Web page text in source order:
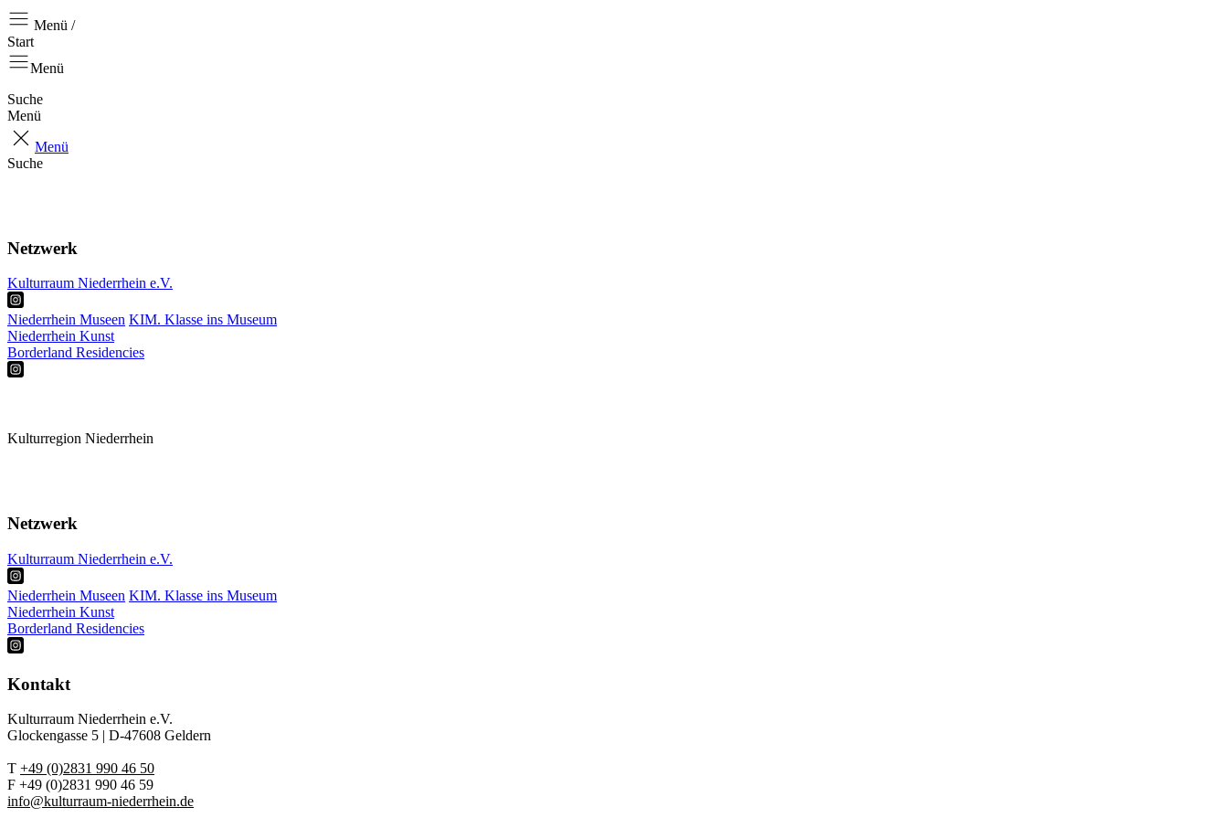
Menü /
Start
Menü
Suche
Menü
Menü
Suche
Netzwerk
Kulturraum Niederrhein e.V.
Niederrhein Museen KIM. Klasse ins Museum
Niederrhein Kunst
Borderland Residencies
Kulturregion Niederrhein
Netzwerk
Kulturraum Niederrhein e.V.
Niederrhein Museen KIM. Klasse ins Museum
Niederrhein Kunst
Borderland Residencies
Kontakt
Kulturraum Niederrhein e.V.
Glockengasse 5 | D-47608 Geldern
T +49 (0)2831 990 46 50
F +49 (0)2831 990 46 59
info@kulturraum-niederrhein.de